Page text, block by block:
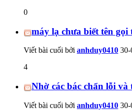
0
máy lạ chưa biết tên gọi
Viết bài cuối bởi anhduy0410 30-
4
Nhờ các bác chẩn lỗi và
Viết bài cuối bởi anhduy0410 30-